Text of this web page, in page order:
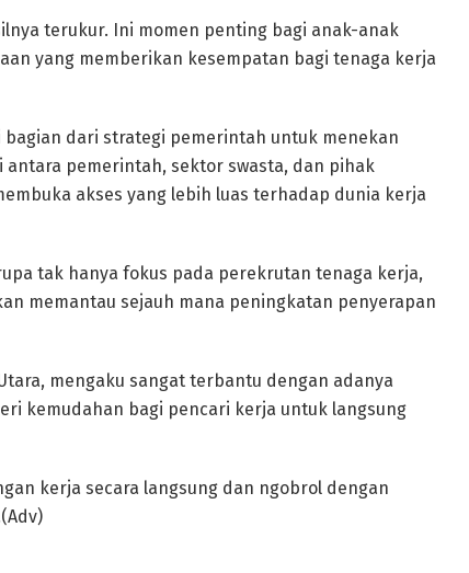
terukur. Ini momen penting bagi anak-anak
yang memberikan kesempatan bagi tenaga kerja
dari strategi pemerintah untuk menekan
antara pemerintah, sektor swasta, dan pihak
akses yang lebih luas terhadap dunia kerja
tak hanya fokus pada perekrutan tenaga kerja,
memantau sejauh mana peningkatan penyerapan
mengaku sangat terbantu dengan adanya
kemudahan bagi pencari kerja untuk langsung
kerja secara langsung dan ngobrol dengan